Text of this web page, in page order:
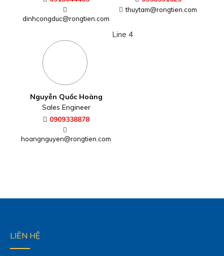
dinhcongduc@rongtien.com
thuytam@rongtien.com
Line 4
Nguyễn Quốc Hoàng
Sales Engineer
0909338878
hoangnguyen@rongtien.com
LIÊN HỆ